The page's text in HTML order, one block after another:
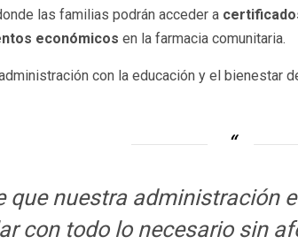
las familias podrán acceder a
económicos en la farmacia comunitaria.
con la educación y el bienestar
que nuestra administración
con todo lo necesario sin